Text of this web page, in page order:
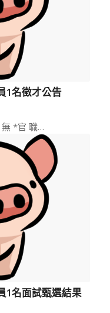
1名徵才公告
*官 職…
1名面試甄選結果